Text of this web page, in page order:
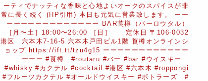
ーティでナッティな香味と心地よいオークのスパイスが非
常に長く続く (HP引用) 本日も元気に営業致します。 ーー
ーーーーーーーーーーーーー BAR莨樽（バーロウタル）
［月〜土］18:00〜26:00 ［日］ 定休日 〒106-0032
港区 六本木7-16-5 六本木戸田ビル1階 莨樽オンラインシ
ョップ https://ift.tt/tzu4g15 ーーーーーーーーーーーー
ーーー #莨樽 #routaru #バー #bar #ウイスキー
#whisky #カクテル #cocktail #港区 #六本木 #roppongi
#フルーツカクテル #オールドウイスキー #ボトラーズ #